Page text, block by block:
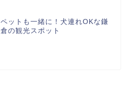
ペットも一緒に！犬連れOKな鎌
倉の観光スポット